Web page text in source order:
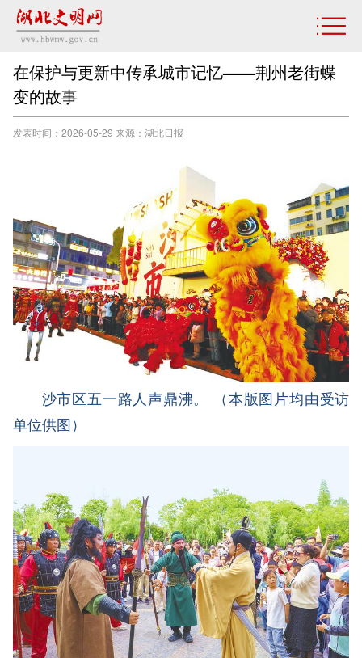
在保护与更新中传承城市记忆——荆州老街蝶
变的故事
发表时间：2026-05-29 来源：​湖北日报
沙市区五一路人声鼎沸。 （本版图片均由受访
单位供图）